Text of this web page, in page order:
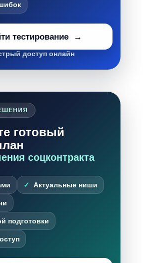
тестирование
доступ онлайн
готовый
соцконтракта
Актуальные ниши
подготовки